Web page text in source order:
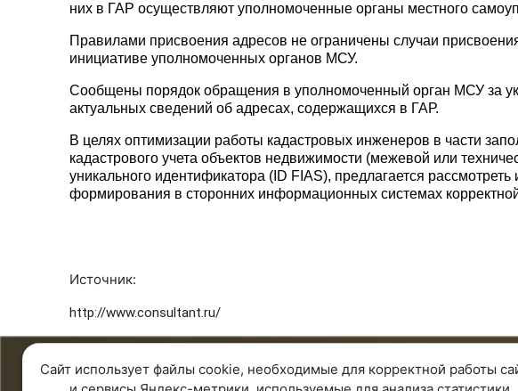
них в ГАР осуществляют уполномоченные органы местного
Правилами присвоения адресов не ограничены случаи
инициативе уполномоченных органов МСУ.
Сообщены порядок обращения в уполномоченный орган МСУ за
актуальных сведений об адресах, содержащихся в ГАР.
В целях оптимизации работы кадастровых инженеров в части
кадастрового учета объектов недвижимости (межевой или
уникального идентификатора (ID FIAS), предлагается
формирования в сторонних информационных системах
Источник:
http://www.consultant.ru/
8 343 287 51 45 О компании
Сайт использует файлы cookie, необходимые для корректной работы